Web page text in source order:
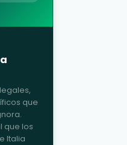
que
que los
Italia